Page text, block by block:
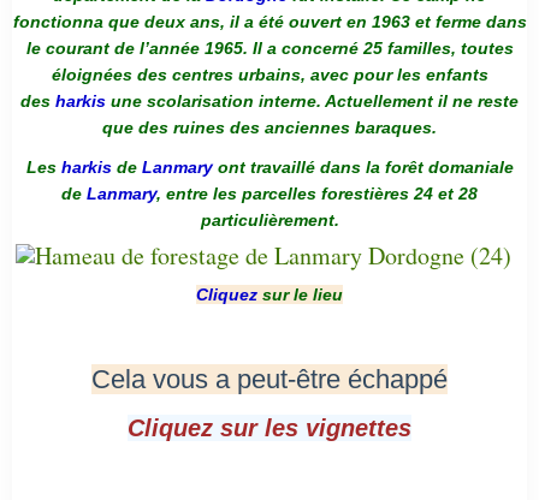
fonctionna que deux ans, il a été ouvert en 1963 et ferme dans
le courant de l’année 1965. Il a concerné 25 familles, toutes
éloignées des centres urbains, avec pour les enfants
des harkis une scolarisation interne. Actuellement il ne reste
que des ruines des anciennes baraques.
Les harkis de Lanmaryont travaillé dans la forêt domaniale
de Lanmary, entre les parcelles forestières 24 et 28
particulièrement.
Cliquez sur le lieu
Cela vous a peut-être échappé
Cliquez sur les vignettes